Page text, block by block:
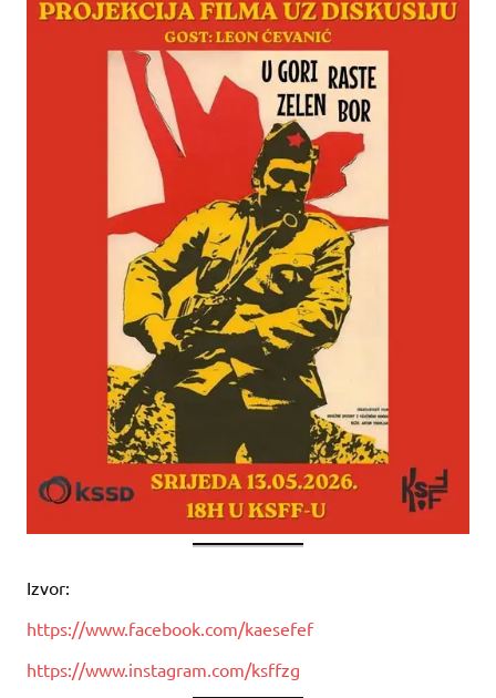
Izvor:
https://www.facebook.com/kaesefef
https://www.instagram.com/ksffzg